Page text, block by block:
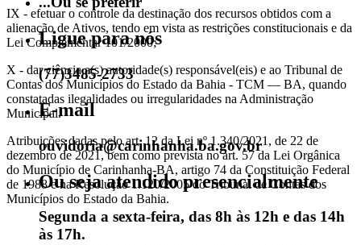
Ligue para nós
(77)3485-2733
E-mail
ouvidoria@carinhanha.ba.gov.br
Ou seja atendido presencialmente
Segunda a sexta-feira, das 8h às 12h e das 14h
às 17h.
IX - efetuar o controle da destinação dos recursos obtidos com a
alienação de Ativos, tendo em vista as restrições constitucionais e da
Lei Complementar 101/2000;
X - dar ciência a(s) autoridade(s) responsável(eis) e ao Tribunal de
Contas dos Municípios do Estado da Bahia - TCM — BA, quando
constatadas ilegalidades ou irregularidades na Administração
Municipal.
Atribuições dadas pelo art. 12 da Lei nº 1.340/2021, de 22 de
dezembro de 2021, bem como prevista no art. 57 da Lei Orgânica
do Município de Carinhanha-BA, artigo 74 da Constituição Federal
de 1988 e na Resolução 1.120/2005 do Tribunal de Contas dos
Municípios do Estado da Bahia.